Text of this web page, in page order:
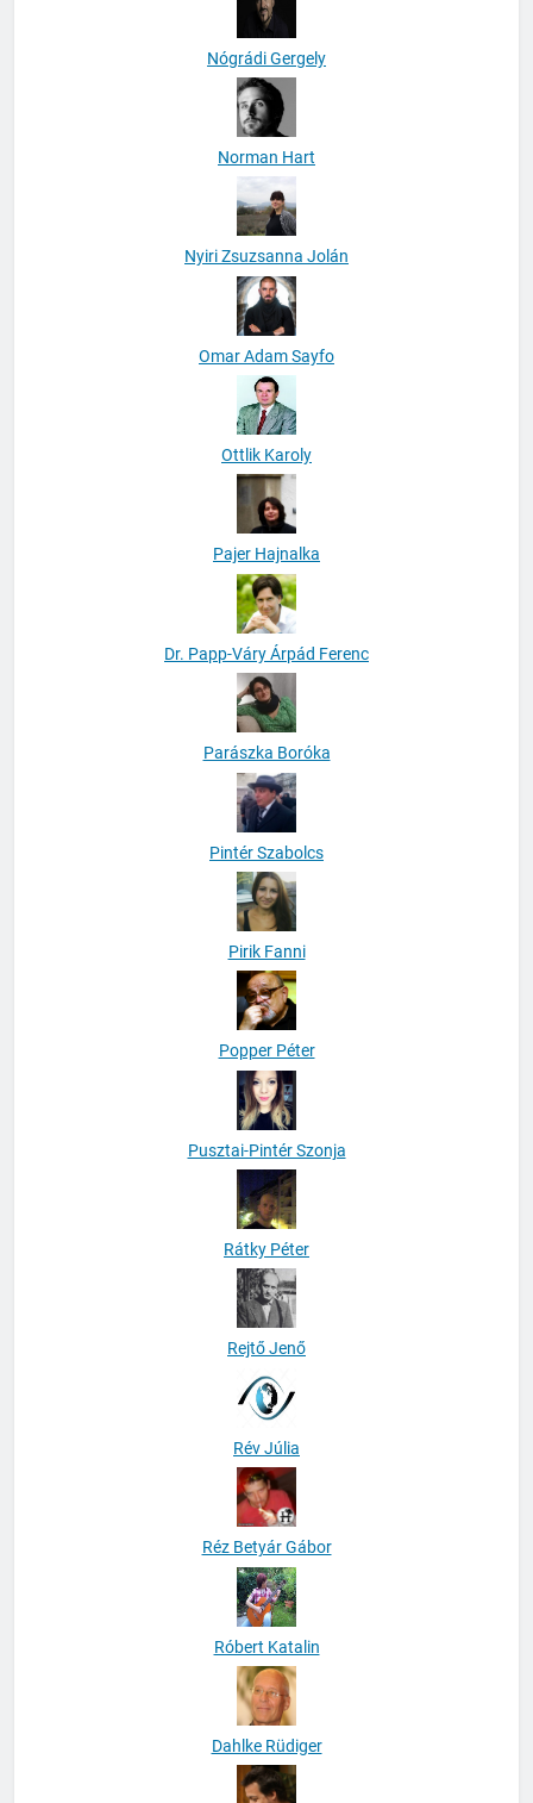
Nógrádi Gergely
Norman Hart
Nyiri Zsuzsanna Jolán
Omar Adam Sayfo
Ottlik Karoly
Pajer Hajnalka
Dr. Papp-Váry Árpád Ferenc
Parászka Boróka
Pintér Szabolcs
Pirik Fanni
Popper Péter
Pusztai-Pintér Szonja
Rátky Péter
Rejtő Jenő
Rév Júlia
Réz Betyár Gábor
Róbert Katalin
Dahlke Rüdiger